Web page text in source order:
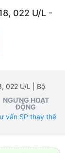
022 U/L -
022 U/L | Bộ
NGƯNG HOẠT
ĐỘNG
vấn SP thay thế